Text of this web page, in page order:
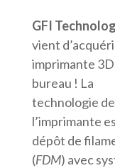
GFI
vient
imprimante
bureau ! La
technologie de
l’imprimante
dépôt de
(FDM) avec